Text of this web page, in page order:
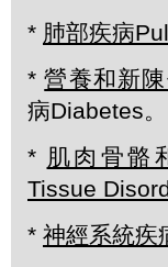
* 肺部疾病
*營養和新
病Diabetes。
* 肌肉骨骼
Tissue
* 神經系統疾